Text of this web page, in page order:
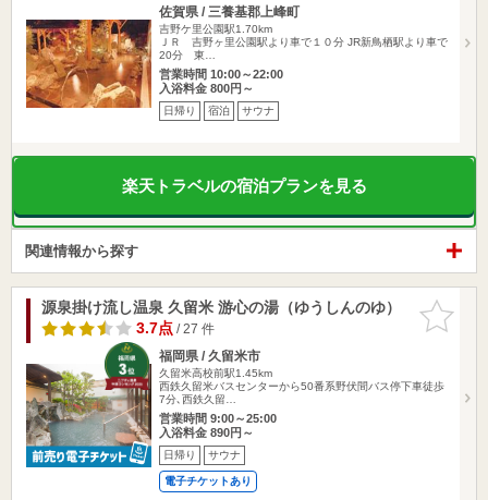
佐賀県 / 三養基郡上峰町
吉野ケ里公園駅1.70km
ＪＲ 吉野ヶ里公園駅より車で１０分 JR新鳥栖駅より車で
20分 東…
営業時間 10:00～22:00
入浴料金 800円～
日帰り 宿泊 サウナ
楽天トラベルの宿泊プランを見る
関連情報から探す
お気に入
りに追加
源泉掛け流し温泉 久留米 游心の湯（ゆうしんのゆ）
3.7点/ 27 件
福岡県 / 久留米市
久留米高校前駅1.45km
西鉄久留米バスセンターから50番系野伏間バス停下車徒歩
7分､西鉄久留…
営業時間 9:00～25:00
入浴料金 890円～
日帰り サウナ
電子チケットあり